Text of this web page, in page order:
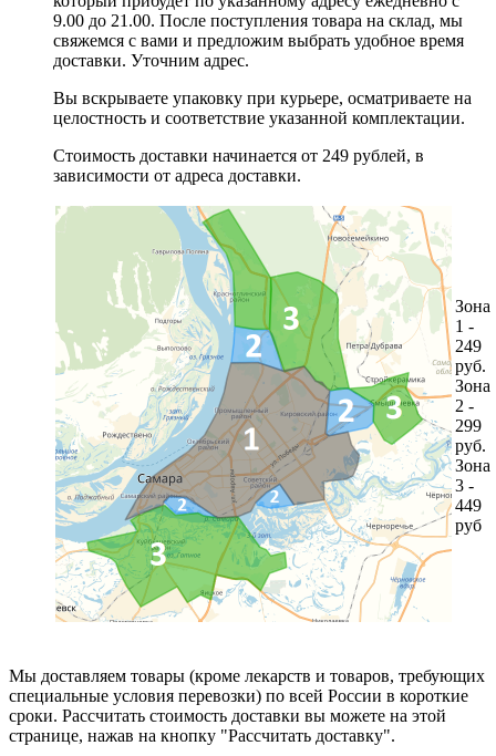
9.00 до 21.00. После поступления товара на склад, мы
свяжемся с вами и предложим выбрать удобное время
доставки. Уточним адрес.
Вы вскрываете упаковку при курьере, осматриваете на
целостность и соответствие указанной комплектации.
Стоимость доставки начинается от 249 рублей, в
зависимости от адреса доставки.
Зона
1 -
249
руб.
Зона
2 -
299
руб.
Зона
3 -
449
руб
Мы доставляем товары (кроме лекарств и товаров, требующих
специальные условия перевозки) по всей России в короткие
сроки. Рассчитать стоимость доставки вы можете на этой
странице, нажав на кнопку "Рассчитать доставку".